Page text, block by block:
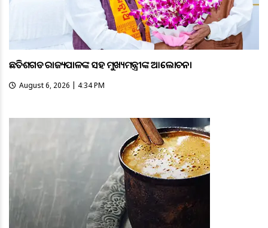
ଛତିଶଗଡ ରାଜ୍ୟପାଳଙ୍କ ସହ ମୁଖ୍ୟମନ୍ତ୍ରୀଙ୍କ ଆଲୋଚନା
August 6, 2026 | 4:34 PM